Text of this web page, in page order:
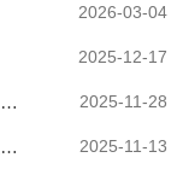
2026-03-04
2025-12-17
沈阳药科大学生物工程专业接受工程教育认证专家组现场考查 2025-11-28
沈阳药科大学召开生物工程专业迎接工程教育认证现场考查工作... 2025-11-13